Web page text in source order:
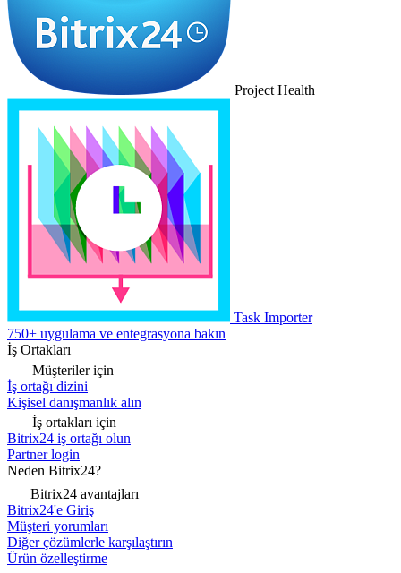
Project Health
Task Importer
750+ uygulama ve entegrasyona bakın
İş Ortakları
Müşteriler için
İş ortağı dizini
Kişisel danışmanlık alın
İş ortakları için
Bitrix24 iş ortağı olun
Partner login
Neden Bitrix24?
Bitrix24 avantajları
Bitrix24'e Giriş
Müşteri yorumları
Diğer çözümlerle karşılaştırın
Ürün özelleştirme